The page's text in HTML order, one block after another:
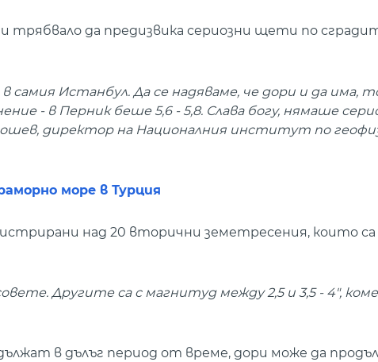
трябвало да предизвика сериозни щети по
самия Истанбул. Да се надяваме, че дори и да има,
- в Перник беше 5,6 - 5,8. Слава богу, нямаше
директор на Националния институт по
море в Турция
над 20 вторични земетресения, които са
Другите са с магнитуд между 2,5 и 3,5 - 4",
в дълъг период от време, дори може да